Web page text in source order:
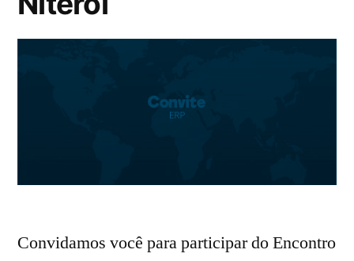
Convidamos você para participar do Encontro